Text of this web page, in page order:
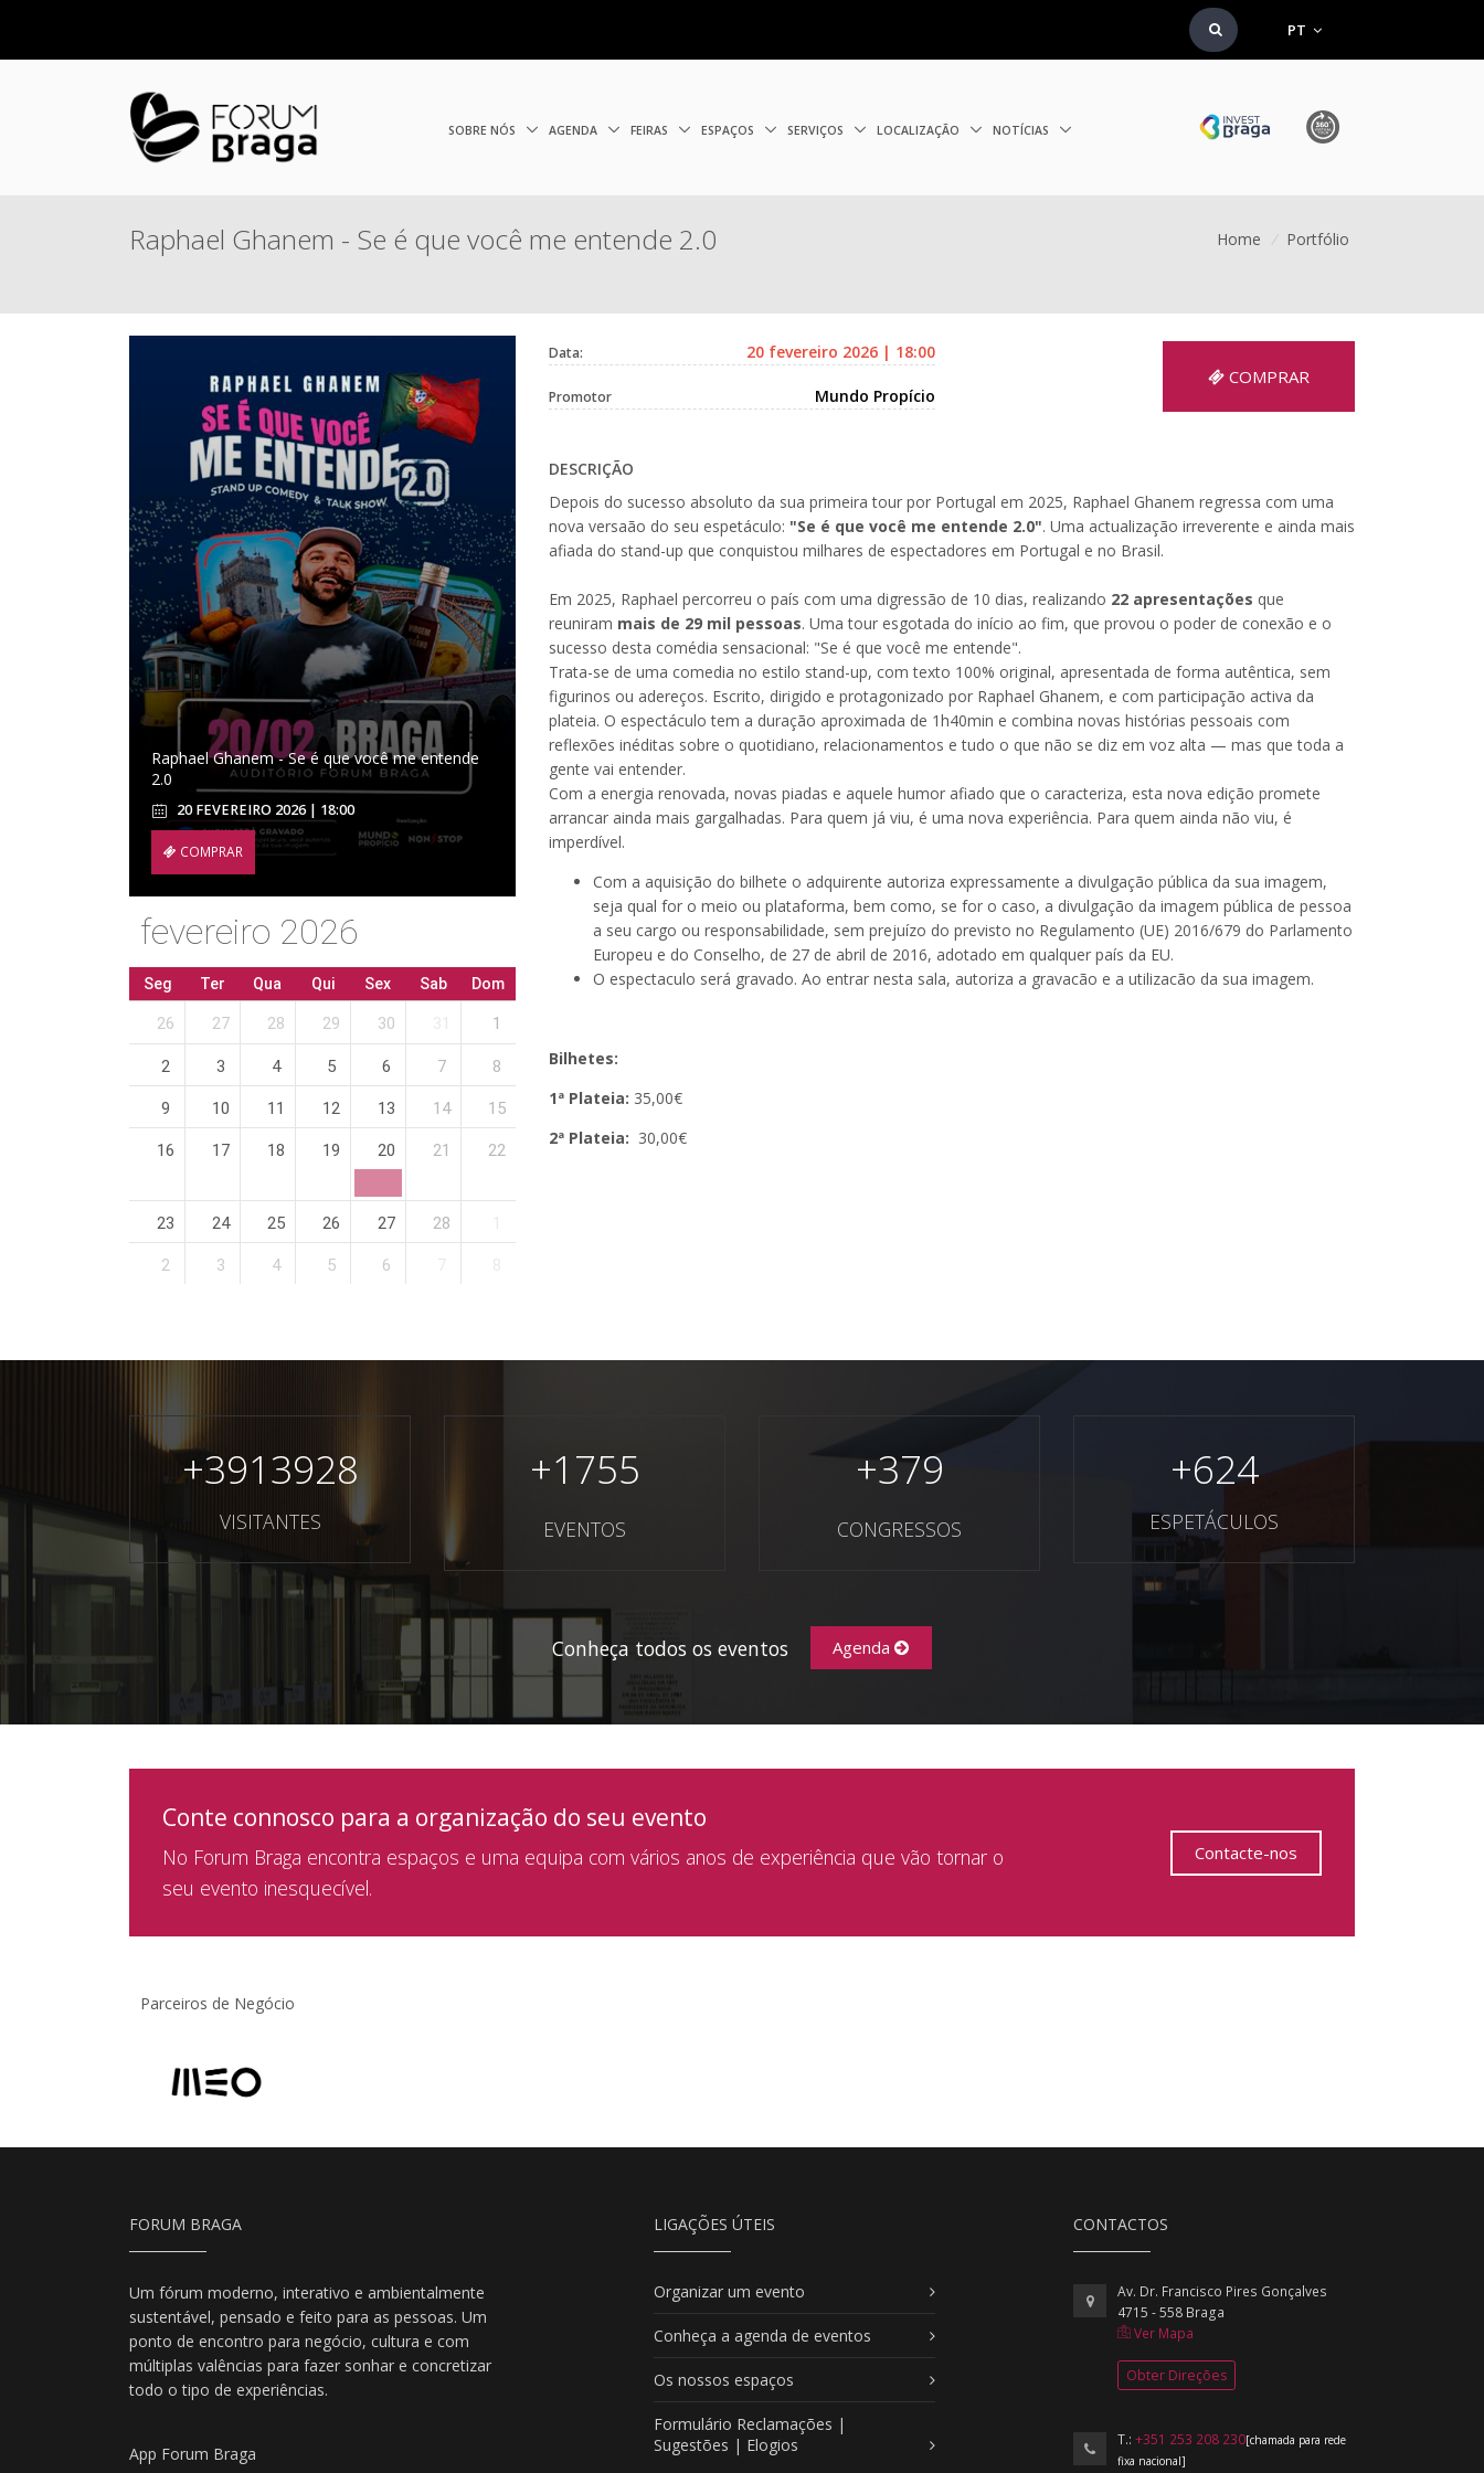
PT
SOBRE NÓS AGENDA FEIRAS ESPAÇOS SERVIÇOS LOCALIZAÇÃO NOTÍCIAS
Raphael Ghanem - Se é que você me entende 2.0 Home / Portfólio
Raphael Ghanem - Se é que você me entende
2.0
20 FEVEREIRO 2026 | 18:00
COMPRAR
fevereiro 2026
Seg Ter Qua Qui Sex Sab Dom
26 27 28 29 30 1
2 3 4 5 6 7 8
9 10 11 12 13 14 15
16 17 18 19 20 21 22
23 24 25 26 27 28
2 3 4 5 6
Data: 20 fevereiro 2026 | 18:00
Promotor Mundo Propício
COMPRAR
DESCRIÇÃO
Depois do sucesso absoluto da sua primeira tour por Portugal em 2025, Raphael Ghanem regressa com uma
nova versaão do seu espetáculo: "Se é que você me entende 2.0". Uma actualização irreverente e ainda mais
afiada do stand-up que conquistou milhares de espectadores em Portugal e no Brasil.
Em 2025, Raphael percorreu o país com uma digressão de 10 dias, realizando 22 apresentações que
reuniram mais de 29 mil pessoas. Uma tour esgotada do início ao fim, que provou o poder de conexão e o
sucesso desta comédia sensacional: "Se é que você me entende".
Trata-se de uma comedia no estilo stand-up, com texto 100% original, apresentada de forma autêntica, sem
figurinos ou adereços. Escrito, dirigido e protagonizado por Raphael Ghanem, e com participação activa da
plateia. O espectáculo tem a duração aproximada de 1h40min e combina novas histórias pessoais com
reflexões inéditas sobre o quotidiano, relacionamentos e tudo o que não se diz em voz alta — mas que toda a
gente vai entender.
Com a energia renovada, novas piadas e aquele humor afiado que o caracteriza, esta nova edição promete
arrancar ainda mais gargalhadas. Para quem já viu, é uma nova experiência. Para quem ainda não viu, é
imperdível.
Com a aquisição do bilhete o adquirente autoriza expressamente a divulgação pública da sua imagem,
seja qual for o meio ou plataforma, bem como, se for o caso, a divulgação da imagem pública de pessoa
a seu cargo ou responsabilidade, sem prejuízo do previsto no Regulamento (UE) 2016/679 do Parlamento
Europeu e do Conselho, de 27 de abril de 2016, adotado em qualquer país da EU.
O espectaculo será gravado. Ao entrar nesta sala, autoriza a gravacão e a utilizacão da sua imagem.
Bilhetes:
1ª Plateia: 35,00€
2ª Plateia: 30,00€
+3913928
VISITANTES
+1755
EVENTOS
+379
CONGRESSOS
+624
ESPETÁCULOS
Conheça todos os eventos Agenda
Conte connosco para a organização do seu evento
No Forum Braga encontra espaços e uma equipa com vários anos de experiência que vão tornar o
seu evento inesquecível.
Contacte-nos
Parceiros de Negócio
FORUM BRAGA
Um fórum moderno, interativo e ambientalmente
sustentável, pensado e feito para as pessoas. Um
ponto de encontro para negócio, cultura e com
múltiplas valências para fazer sonhar e concretizar
todo o tipo de experiências.
App Forum Braga
LIGAÇÕES ÚTEIS
Organizar um evento
Conheça a agenda de eventos
Os nossos espaços
Formulário Reclamações |
Sugestões | Elogios
CONTACTOS
Av. Dr. Francisco Pires Gonçalves
4715 - 558 Braga
Ver Mapa
Obter Direções
T.: +351 253 208 230[chamada para rede
fixa nacional]